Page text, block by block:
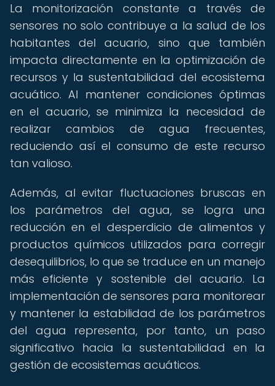
La monitorización constante a través de
sensores no solo contribuye a la salud de los
habitantes del acuario, sino que también
impacta directamente en la optimización de
recursos y la sustentabilidad del ecosistema
acuático. Al mantener condiciones óptimas
en el acuario, se minimiza la necesidad de
realizar cambios de agua frecuentes,
reduciendo así el consumo de este recurso
tan valioso.
Además, al evitar fluctuaciones bruscas en
los parámetros del agua, se logra una
reducción en el desperdicio de alimentos y
productos químicos utilizados para corregir
desequilibrios, lo que se traduce en un manejo
más eficiente y sostenible del acuario. La
implementación de sensores para monitorear
y mantener la estabilidad de los parámetros
del agua representa, por tanto, un paso
significativo hacia la sustentabilidad en la
gestión de ecosistemas acuáticos.